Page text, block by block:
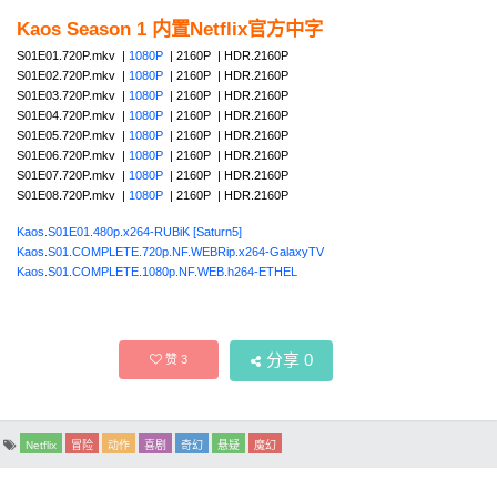
Kaos Season 1 内置Netflix官方中字
S01E01.720P.mkv | 1080P | 2160P | HDR.2160P
S01E02.720P.mkv | 1080P | 2160P | HDR.2160P
S01E03.720P.mkv | 1080P | 2160P | HDR.2160P
S01E04.720P.mkv | 1080P | 2160P | HDR.2160P
S01E05.720P.mkv | 1080P | 2160P | HDR.2160P
S01E06.720P.mkv | 1080P | 2160P | HDR.2160P
S01E07.720P.mkv | 1080P | 2160P | HDR.2160P
S01E08.720P.mkv | 1080P | 2160P | HDR.2160P
Kaos.S01E01.480p.x264-RUBiK [Saturn5]
Kaos.S01.COMPLETE.720p.NF.WEBRip.x264-GalaxyTV
Kaos.S01.COMPLETE.1080p.NF.WEB.h264-ETHEL
赞3 分享 0
Netflix 冒险 动作 喜剧 奇幻 悬疑 魔幻